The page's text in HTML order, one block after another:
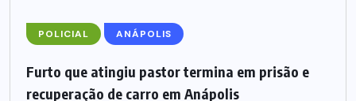
POLICIAL ANÁPOLIS
Furto que atingiu pastor termina em prisão e
recuperação de carro em Anápolis